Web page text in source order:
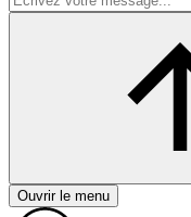
Ouvrir le menu